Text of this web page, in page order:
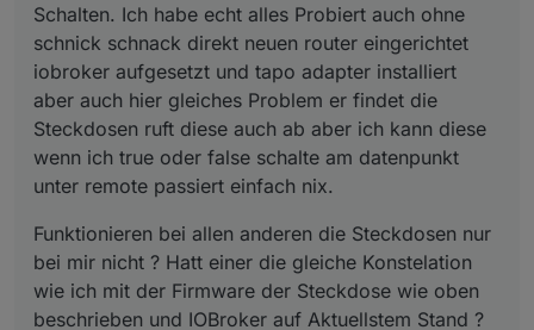
Schalten. Ich habe echt alles Probiert auch ohne
schnick schnack direkt neuen router eingerichtet
iobroker aufgesetzt und tapo adapter installiert
aber auch hier gleiches Problem er findet die
Steckdosen ruft diese auch ab aber ich kann diese
wenn ich true oder false schalte am datenpunkt
unter remote passiert einfach nix.
Funktionieren bei allen anderen die Steckdosen nur
bei mir nicht ? Hatt einer die gleiche Konstelation
wie ich mit der Firmware der Steckdose wie oben
beschrieben und IOBroker auf Aktuellstem Stand ?